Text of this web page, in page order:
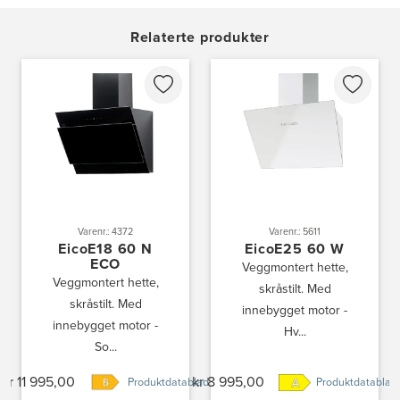
Bergen Kjøkkensenter A/S
Hellevegen 228
5039 Bergen
Tel.:55-395060
Bjerkreim Trelast AS
51-454050
http://www.drommekjokken.no
Bjerks Trevarefabrikk AS
Torkel Haabeths Vei 47
4325 Sandnes
51609590
Bjørnådal AS
Relaterte produkter
Varenr.: 4372
EicoE18 60 N
ECO
Veggmontert hette,
skråstilt. Med
innebygget motor -
So...
kr 11 995,00 Produktdatablad
Varenr.: 5611
EicoE25 60 W
Veggmontert hette,
skråstilt. Med
innebygget motor -
Hv...
kr 8 995,00 Produktdatablad